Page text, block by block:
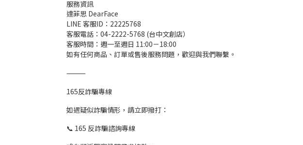
服務資訊
達菲思 DearFace
LINE 客服ID：22225768
客服電話：04-2222-5768 (台中文創店）
客服時間：週一至週日 11:00－18:00
如有任何商品、訂單或售後服務問題，歡迎與我們聯繫。
⸻
165反詐騙專線
如遇疑似詐騙情形，請立即撥打：
📞 165 反詐騙諮詢專線